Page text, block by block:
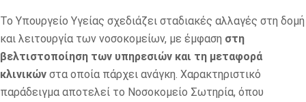
Το Υπουργείο Υγείας σχεδιάζει σταδιακές αλλαγές στη δομή
και λειτουργία των νοσοκομείων, με έμφαση στη
βελτιστοποίηση των υπηρεσιών και τη μεταφορά
κλινικών στα οποία πάρχει ανάγκη. Χαρακτηριστικό
παράδειγμα αποτελεί το Νοσοκομείο Σωτηρία, όπου